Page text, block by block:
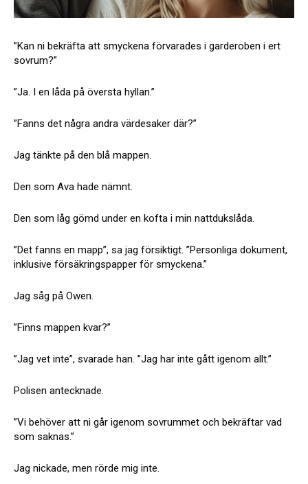
”Kan ni bekräfta att smyckena förvarades i garderoben i ert
sovrum?”
”Ja. I en låda på översta hyllan.”
”Fanns det några andra värdesaker där?”
Jag tänkte på den blå mappen.
Den som Ava hade nämnt.
Den som låg gömd under en kofta i min nattdukslåda.
”Det fanns en mapp”, sa jag försiktigt. ”Personliga dokument,
inklusive försäkringspapper för smyckena.”
Jag såg på Owen.
”Finns mappen kvar?”
”Jag vet inte”, svarade han. ”Jag har inte gått igenom allt.”
Polisen antecknade.
”Vi behöver att ni går igenom sovrummet och bekräftar vad
som saknas.”
Jag nickade, men rörde mig inte.